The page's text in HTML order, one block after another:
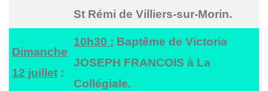
St Rémi de Villiers-sur-Morin.
Dimanche
12 juillet :
10h30 : Baptême de Victoria
JOSEPH FRANCOIS à La
Collégiale.